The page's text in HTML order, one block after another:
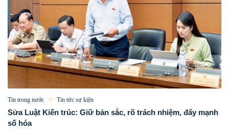
Tin trong nước Tin tức sự kiện
Sửa Luật Kiến trúc: Giữ bản sắc, rõ trách nhiệm, đẩy mạnh
số hóa